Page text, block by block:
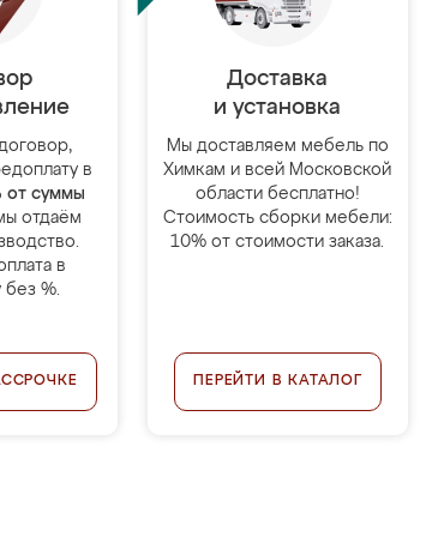
в
от суммы
отдаём
в
без %.
Доставка
и установка
Мы доставляем мебель по
Химкам и всей Московской
области бесплатно!
Стоимость сборки мебели:
10% от стоимости заказа.
ПЕРЕЙТИ В КАТАЛОГ